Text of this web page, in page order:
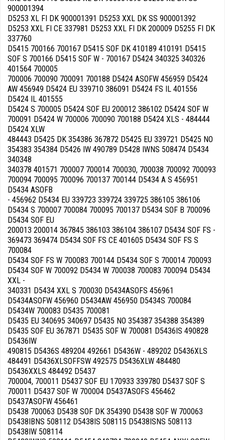
900001394
D5253 XL FI DK 900001391 D5253 XXL DK SS 900001392
D5253 XXL FI CE 337981 D5253 XXL FI DK 200009 D5255 FI DK
337760
D5415 700166 700167 D5415 SOF DK 410189 410191 D5415
SOF S 700166 D5415 SOF W - 700167 D5424 340325 340326
401564 700005
700006 700090 700091 700188 D5424 ASOFW 456959 D5424
AW 456949 D5424 EU 339710 386091 D5424 FS IL 401556
D5424 IL 401555
D5424 S 700005 D5424 SOF EU 200012 386102 D5424 SOF W
700091 D5424 W 700006 700090 700188 D5424 XLS - 484444
D5424 XLW
484443 D5425 DK 354386 367872 D5425 EU 339721 D5425 NO
354383 354384 D5426 IW 490789 D5428 IWNS 508474 D5434
340348
340378 401571 700007 700014 700030, 700038 700092 700093
700094 700095 700096 700137 700144 D5434 A S 456951
D5434 ASOFB
- 456962 D5434 EU 339723 339724 339725 386105 386106
D5434 S 700007 700084 700095 700137 D5434 SOF B 700096
D5434 SOF EU
200013 200014 367845 386103 386104 386107 D5434 SOF FS -
369473 369474 D5434 SOF FS CE 401605 D5434 SOF FS S
700084
D5434 SOF FS W 700083 700144 D5434 SOF S 700014 700093
D5434 SOF W 700092 D5434 W 700038 700083 700094 D5434
XXL -
340331 D5434 XXL S 700030 D5434ASOFS 456961
D5434ASOFW 456960 D5434AW 456950 D5434S 700084
D5434W 700083 D5435 700081
D5435 EU 340695 340697 D5435 NO 354387 354388 354389
D5435 SOF EU 367871 D5435 SOF W 700081 D5436IS 490828
D5436IW
490815 D5436S 489204 492661 D5436W - 489202 D5436XLS
484491 D5436XLSOFFSW 492575 D5436XLW 484480
D5436XXLS 484492 D5437
700004, 700011 D5437 SOF EU 170933 339780 D5437 SOF S
700011 D5437 SOF W 700004 D5437ASOFS 456462
D5437ASOFW 456461
D5438 700063 D5438 SOF DK 354390 D5438 SOF W 700063
D5438IBNS 508112 D5438IS 508115 D5438ISNS 508113
D5438IW 508114